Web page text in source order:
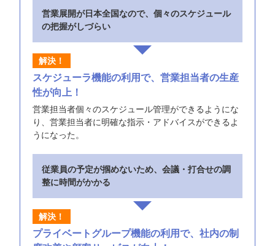
営業展開が日本全国なので、個々のスケジュール
の把握がしづらい
スケジューラ機能の利用で、営業担当者の生産
性が向上！
営業担当者個々のスケジュール管理ができるようにな
り、営業担当者に明確な指示・アドバイスができるよ
うになった。
従業員の予定が掴めないため、会議・打合せの調
整に時間がかかる
プライベートグループ機能の利用で、社内の制